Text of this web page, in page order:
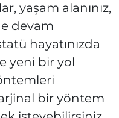
yaşam alanınız,
devam
hayatınızda
yeni bir yol
bir yöntem